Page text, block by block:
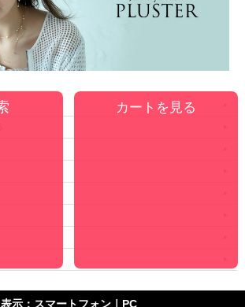
カートを見る
表示：スマートフォン｜ PC